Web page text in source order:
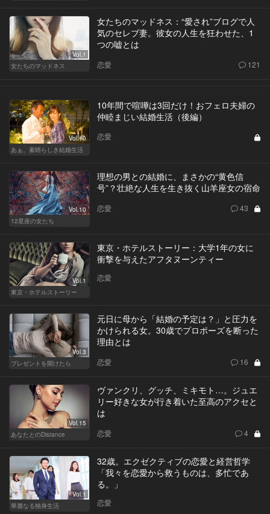
Vol.1
女たちのマッドネス
女たちのマッドネス：“愛され”ブログで人
気のセレブ妻。彼女の人生を狂わせた、1
つの嘘とは
恋愛 121
Vol.10
あぁ、素晴らしき結婚生活
10年間で喧嘩は3回だけ！おフェロ夫婦の
仲睦まじい結婚生活（後編）
恋愛
Vol.10
12星座の女たち
理想の男との結婚に、まさかの“黄色信
号”？壮絶な人生を生き抜く山羊座女の宿命
恋愛 43
Vol.1
東京・ホテルストーリー
東京・ホテルストーリー：大学1年の女に
衝撃を与えたアフタヌーンティー
恋愛
Vol.3
プレゼントを開けたら
元日に母から「結婚の予定は？」と圧力を
かけられる女。30歳でプロポーズを断った
理由とは
恋愛 16
Vol.15
あなたとのDistance
ヴァンクリ、グッチ、ミキモト…。ジュエ
リー好きな女が行き着いた至高のアクセと
は
恋愛 4
Vol.1
華麗なる独身生活
32歳。エクゼクティブの恋愛と経営哲学
「我々を恋愛から救うものは、多忙であ
る。」
恋愛